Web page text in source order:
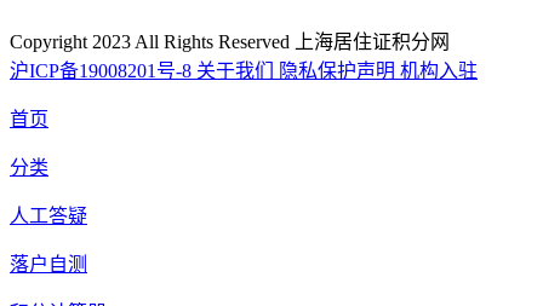
Copyright 2023 All Rights Reserved 上海居住证积分网
沪ICP备19008201号-8 关于我们 隐私保护声明 机构入驻
首页
分类
人工答疑
落户自测